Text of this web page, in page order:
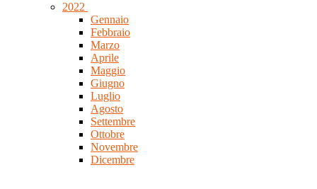
2022
Gennaio
Febbraio
Marzo
Aprile
Maggio
Giugno
Luglio
Agosto
Settembre
Ottobre
Novembre
Dicembre